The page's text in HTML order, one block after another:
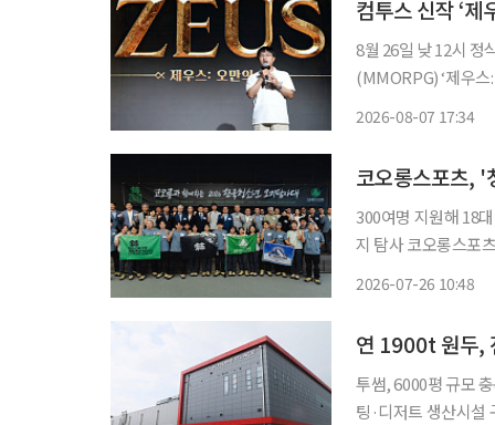
컴투스 신작 ‘
8월 26일 낮 12시 정식 출시…13일
(MMORPG) ‘제우
2026-08-07 17:34
코오롱스포츠, '
300여명 지원해 18
지 탐사 코오롱스포츠가 청년들의 도전 정신을 키우는 '청소년 오지탐사대' 지원을 9년 만에
2026-07-26 10:48
투썸, 6000평 규모
팅·디저트 생산시설 구축 여름 장맛비가 전세버스 창문을 촉촉히 적신 22일